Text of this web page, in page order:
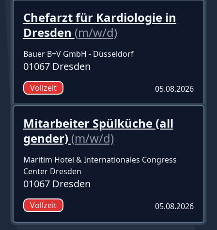
Chefarzt für Kardiologie in
Dresden (m/w/d)
Bauer B+V GmbH - Düsseldorf
01067 Dresden
Vollzeit 05.08.2026
Mitarbeiter Spülküche (all
gender) (m/w/d)
Maritim Hotel & Internationales Congress
Center Dresden
01067 Dresden
Vollzeit 05.08.2026